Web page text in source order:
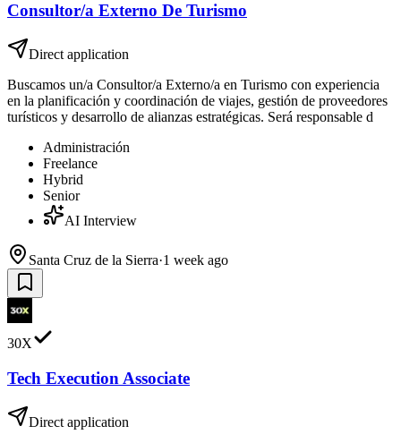
Consultor/a Externo De Turismo
Direct application
Buscamos un/a Consultor/a Externo/a en Turismo con experiencia
en la planificación y coordinación de viajes, gestión de proveedores
turísticos y desarrollo de alianzas estratégicas. Será responsable d
Administración
Freelance
Hybrid
Senior
AI Interview
Santa Cruz de la Sierra·1 week ago
30X
Tech Execution Associate
Direct application